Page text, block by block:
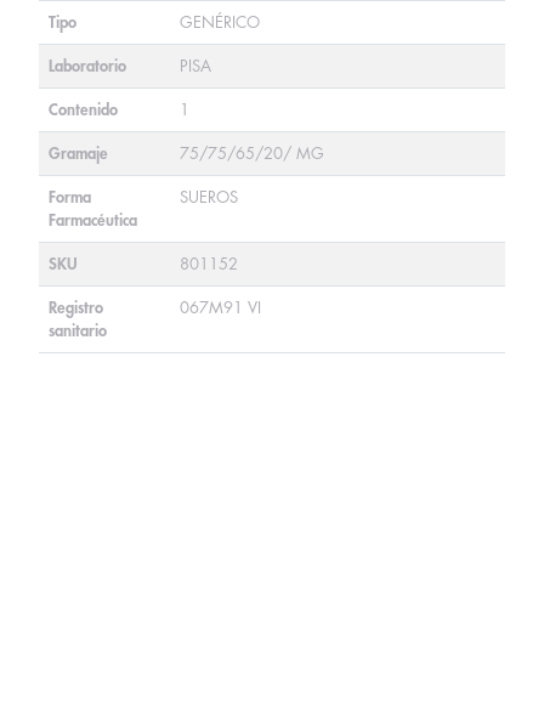
Tipo GENÉRICO
Laboratorio PISA
Contenido 1
Gramaje 75/75/65/20/ MG
Forma
Farmacéutica
SUEROS
SKU 801152
Registro
sanitario
067M91 VI